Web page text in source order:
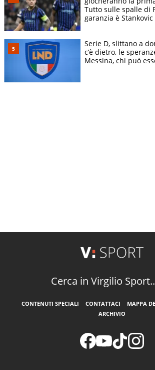
Tutto sulle spalle di
garanzia è Stankovic
Serie D, slittano a
c’è dietro, le
Messina, chi può
Cerca in Virgilio
CONTENUTI SPECIALI CONTATTACI MAPPA
ARCHIVIO